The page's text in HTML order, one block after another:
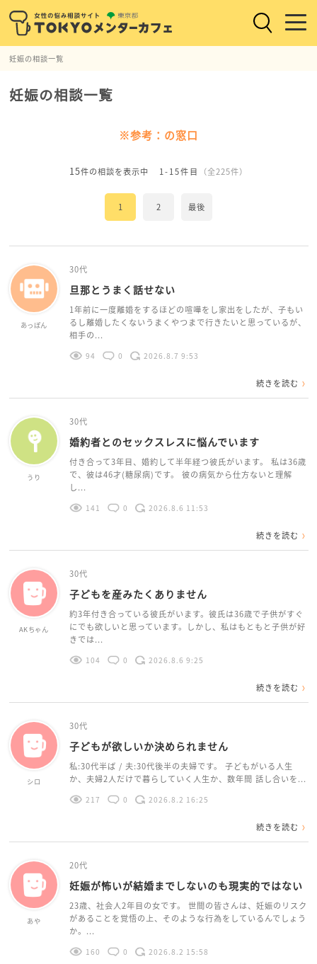
妊娠の相談一覧
妊娠の相談一覧
※参考：の窓口
15件の相談を表示中 1-15件目 （全225件）
1 2 最後
あっぽん
30代
旦那とうまく話せない
1年前に一度離婚をするほどの喧嘩をし家出をしたが、子もい
るし離婚したくないうまくやつまで行きたいと思っているが、
相手の...
94 0 2026.8.7 9:53
続きを読む
うり
30代
婚約者とのセックスレスに悩んでいます
付き合って3年目、婚約して半年経つ彼氏がいます。 私は36歳
で、彼は46才(糖尿病)です。 彼の病気から仕方ないと理解
し...
141 0 2026.8.6 11:53
続きを読む
AKちゃん
30代
子どもを産みたくありません
約3年付き合っている彼氏がいます。彼氏は36歳で子供がすぐ
にでも欲しいと思っています。しかし、私はもともと子供が好
きでは...
104 0 2026.8.6 9:25
続きを読む
シロ
30代
子どもが欲しいか決められません
私:30代半ば / 夫:30代後半の夫婦です。 子どもがいる人生
か、夫婦2人だけで暮らしていく人生か、数年間 話し合いを...
217 0 2026.8.2 16:25
続きを読む
あや
20代
妊娠が怖いが結婚までしないのも現実的ではない
23歳、社会人2年目の女です。 世間の皆さんは、妊娠のリスク
があることを覚悟の上、そのような行為をしているんでしょう
か。...
160 0 2026.8.2 15:58